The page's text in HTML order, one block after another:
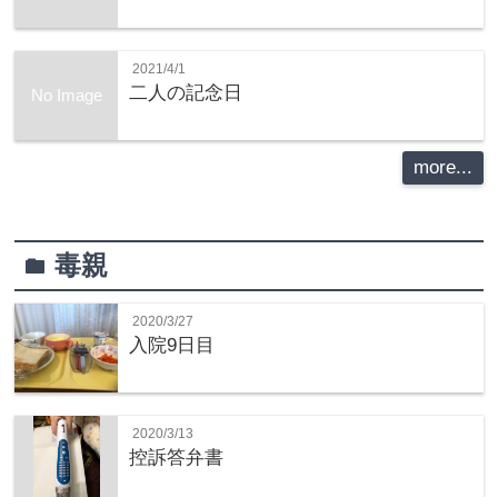
No Image
2021/4/1
二人の記念日
more...
folder毒親
2020/3/27
入院9日目
2020/3/13
控訴答弁書